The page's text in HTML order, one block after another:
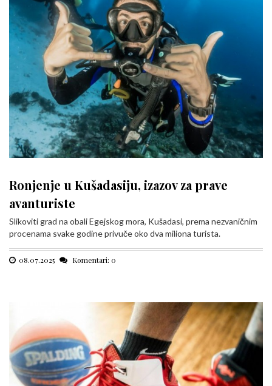
Ronjenje u Kušadasiju, izazov za prave
avanturiste
Slikoviti grad na obali Egejskog mora, Kušadasi, prema nezvaničnim
procenama svake godine privuče oko dva miliona turista.
08.07.2025 Komentari: 0